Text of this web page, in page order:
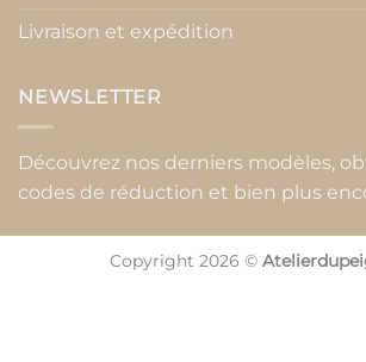
Livraison et expédition
NEWSLETTER
Découvrez nos derniers modèles,
codes de réduction et bien plus
Copyright 2026 ©